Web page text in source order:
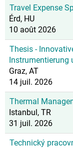
Travel Expense
Érd, HU
10 août 2026
Thesis -
Instrumentierung
Graz, AT
14 juil. 2026
Thermal
Istanbul, TR
31 juil. 2026
Technický